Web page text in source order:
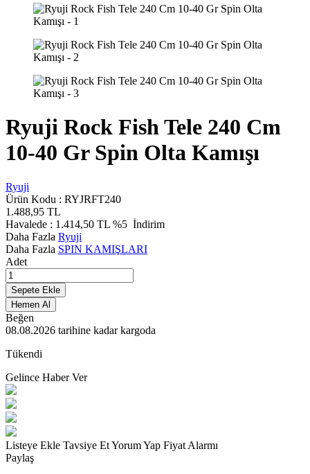
Ryuji Rock Fish Tele 240 Cm
10-40 Gr Spin Olta Kamışı
Ryuji
Ürün Kodu : RYJRFT240
1.488,95 TL
Havalede : 1.414,50 TL %5 İndirim
Daha Fazla Ryuji
Daha Fazla SPIN KAMIŞLARI
Adet
Sepete Ekle
Hemen Al
Beğen
08.08.2026 tarihine kadar kargoda
Tükendi
Gelince Haber Ver
Listeye Ekle Tavsiye EtYorum Yap Fiyat Alarmı
Paylaş